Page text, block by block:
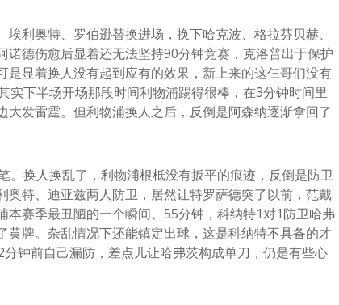
利奥特、罗伯逊替换进场，换下哈克波、格拉芬贝赫、
诺德伤愈后显着还无法坚持90分钟竞赛，克洛普出于保护
是显着换人没有起到应有的效果，新上来的这仨哥们没有
实下半场开场那段时间利物浦踢得很棒，在3分钟时间里
大发雷霆。但利物浦换人之后，反倒是阿森纳逐渐拿回了
。换人换乱了，利物浦根柢没有扳平的痕迹，反倒是防卫
奥特、迪亚兹两人防卫，居然让特罗萨德突了以前，范戴
本赛季最丑陋的一个瞬间。55分钟，科纳特1对1防卫哈弗
黄牌。杂乱情况下还能镇定出球，这是科纳特不具备的才
钟前自己漏防，差点儿让哈弗茨构成单刀，仍是有些心